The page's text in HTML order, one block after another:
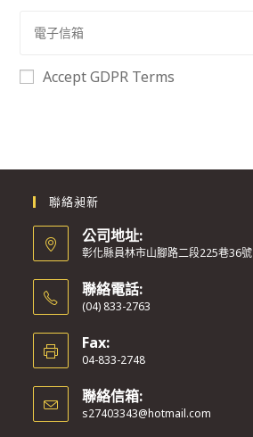
Accept GDPR Terms
聯絡昶新
公司地址:
彰化縣員林市山腳路二段225巷36號
聯絡電話:
(04) 833-2763
Fax:
04-833-2748
聯絡信箱:
s27403343@hotmail.com